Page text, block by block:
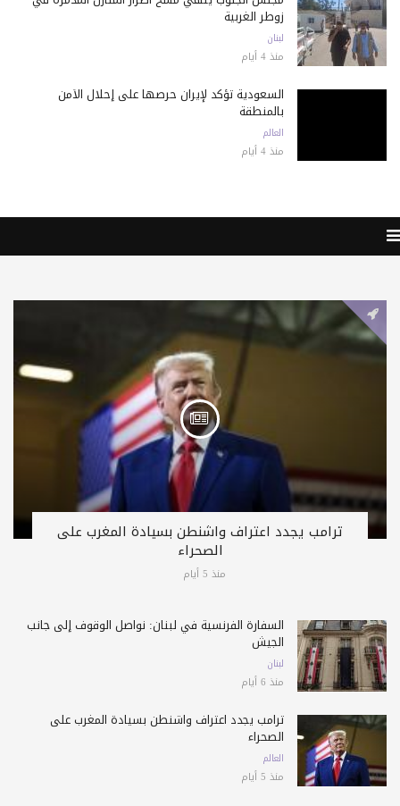
زوطر الغربية
لبنان
منذ 4 أيام
السعودية تؤكد لإيران حرصها على إحلال الأمن
بالمنطقة
العالم
منذ 4 أيام
ترامب يجدد اعتراف واشنطن بسيادة المغرب على
الصحراء
منذ 5 أيام
السفارة الفرنسية في لبنان: نواصل الوقوف إلى جانب
الجيش
لبنان
منذ 6 أيام
ترامب يجدد اعتراف واشنطن بسيادة المغرب على
الصحراء
العالم
منذ 5 أيام